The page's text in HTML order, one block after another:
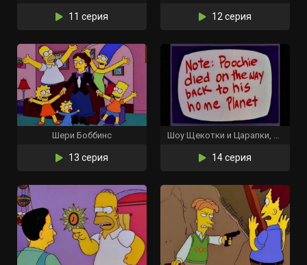
11 серия 12 серия
Шери Боббинс
13 серия
Шоу Щекотки и Царапки, и Лайки
14 серия